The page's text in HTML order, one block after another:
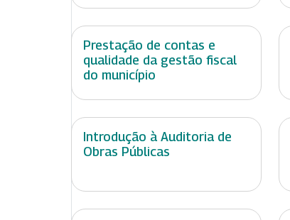
Prestação de contas e
qualidade da gestão fiscal
do município
Introdução à Auditoria de
Obras Públicas